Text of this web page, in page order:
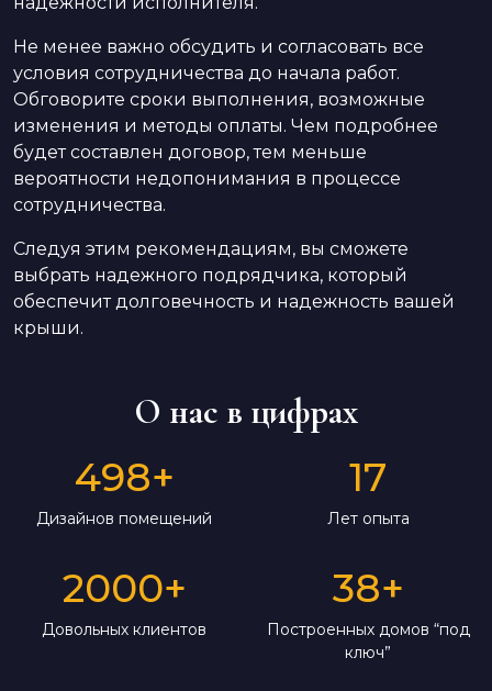
Не менее важно обсудить и согласовать все
условия сотрудничества до начала работ.
Обговорите сроки выполнения, возможные
изменения и методы оплаты. Чем подробнее
будет составлен договор, тем меньше
вероятности недопонимания в процессе
сотрудничества.
Следуя этим рекомендациям, вы сможете
выбрать надежного подрядчика, который
обеспечит долговечность и надежность вашей
крыши.
О нас в цифрах
498+
Дизайнов помещений
17
Лет опыта
2000+
Довольных клиентов
38+
Построенных домов “под
ключ”